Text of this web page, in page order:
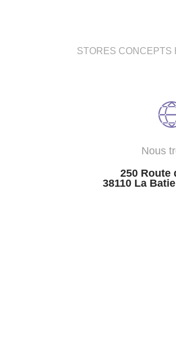
STORES CONCEPTS
Nous
250 Route
38110 La